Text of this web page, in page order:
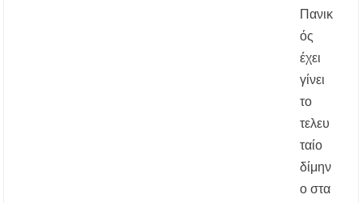
Πανικ
ός
έχει
γίνει
το
τελευ
ταίο
δίμην
ο στα